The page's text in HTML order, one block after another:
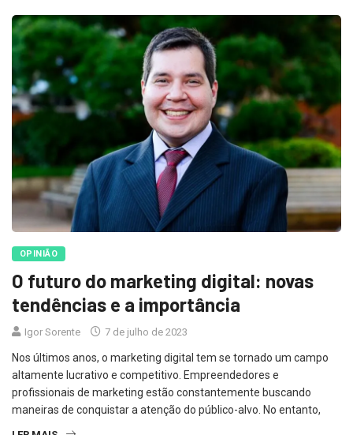
OPINIÃO
O futuro do marketing digital: novas
tendências e a importância
Igor Sorente 7 de julho de 2023
Nos últimos anos, o marketing digital tem se tornado um campo
altamente lucrativo e competitivo. Empreendedores e
profissionais de marketing estão constantemente buscando
maneiras de conquistar a atenção do público-alvo. No entanto,